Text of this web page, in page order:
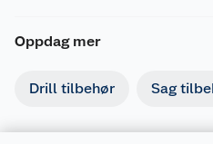
Oppdag mer
Drill tilbehør Sag